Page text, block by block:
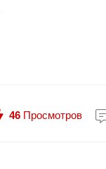
46 Просмотров